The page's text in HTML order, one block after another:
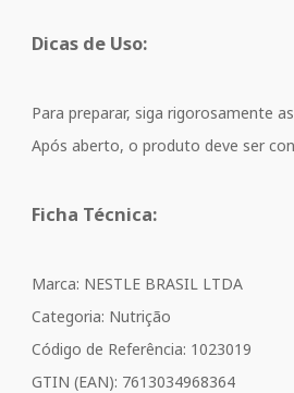
Dicas de Uso:
Para preparar, siga rigorosamente as
Após aberto, o produto deve ser
Ficha Técnica:
Marca: NESTLE BRASIL LTDA
Categoria: Nutrição
Código de Referência: 1023019
GTIN (EAN): 7613034968364